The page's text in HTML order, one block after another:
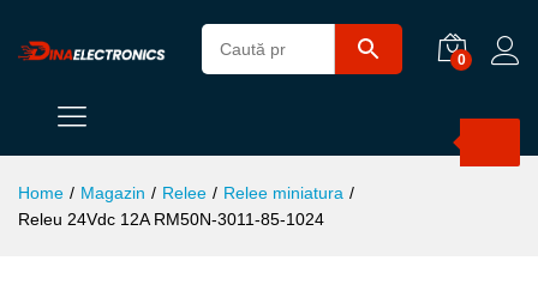
0
Home / Magazin / Relee / Relee miniatura /
Releu 24Vdc 12A RM50N-3011-85-1024